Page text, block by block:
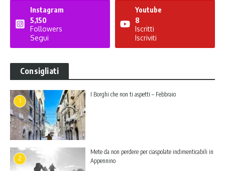
Instagram
5,150
Followers
Segui
Youtube
8
Iscritti
Iscriviti
Consigliati
1
I Borghi che non ti aspetti – Febbraio
2
Mete da non perdere per ciaspolate indimenticabili in
Appennino